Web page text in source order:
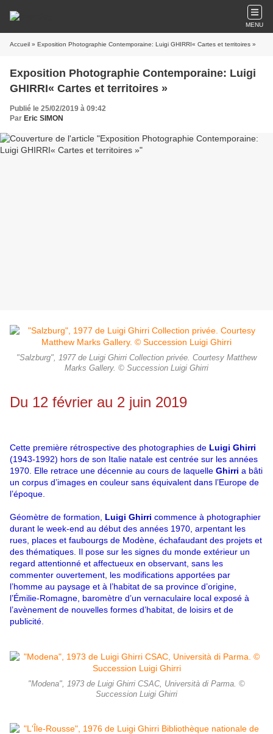
MENU
Accueil » Exposition Photographie Contemporaine: Luigi GHIRRI« Cartes et territoires »
Exposition Photographie Contemporaine: Luigi
GHIRRI« Cartes et territoires »
Publié le 25/02/2019 à 09:42
Par Eric SIMON
"Salzburg", 1977 de Luigi Ghirri Collection privée. Courtesy Matthew
Marks Gallery. © Succession Luigi Ghirri
Du 12 février au 2 juin 2019
Cette première rétrospective des photographies de Luigi Ghirri
(1943-1992) hors de son Italie natale est centrée sur les années
1970. Elle retrace une décennie au cours de laquelle Ghirri a bâti
un corpus d’images en couleur sans équivalent dans l’Europe de
l’époque.
Géomètre de formation, Luigi Ghirri commence à photographier
durant le week-end au début des années 1970, arpentant les
rues, places et faubourgs de Modène, échafaudant des projets et
des thématiques. Il pose sur les signes du monde extérieur un
regard attentionné et affectueux en observant, sans les
commenter ouvertement, les modifications apportées par
l’homme au paysage et à l’habitat de sa province d’origine,
l’Émilie-Romagne, baromètre d’un vernaculaire local exposé à
l’avènement de nouvelles formes d’habitat, de loisirs et de
publicité.
"Modena", 1973 de Luigi Ghirri CSAC, Università di Parma. ©
Succession Luigi Ghirri